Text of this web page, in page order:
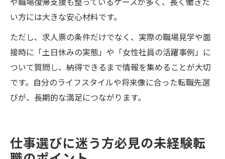
い方には大きな安心材料です。
ただし、求人票の条件だけでなく、実際の職場見学や面
接時に「土日休みの実態」や「女性社員の活躍事例」に
ついて質問し、納得できるまで情報を集めることが大切
です。自分のライフスタイルや将来像に合った転職先選
びが、長期的な満足につながります。
仕事選びに迷う方必見の未経験転